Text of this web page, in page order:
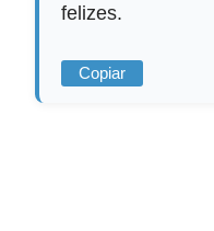
felizes.
Copiar